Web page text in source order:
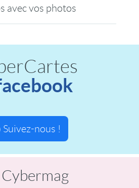
avec vos photos
Suivez-nous !
Cybermag